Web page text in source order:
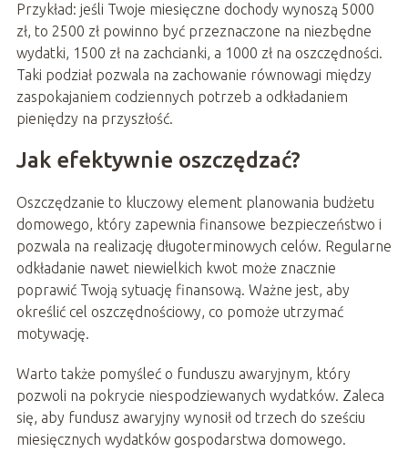
Przykład: jeśli Twoje miesięczne dochody wynoszą 5000
zł, to 2500 zł powinno być przeznaczone na niezbędne
wydatki, 1500 zł na zachcianki, a 1000 zł na oszczędności.
Taki podział pozwala na zachowanie równowagi między
zaspokajaniem codziennych potrzeb a odkładaniem
pieniędzy na przyszłość.
Jak efektywnie oszczędzać?
Oszczędzanie to kluczowy element planowania budżetu
domowego, który zapewnia finansowe bezpieczeństwo i
pozwala na realizację długoterminowych celów. Regularne
odkładanie nawet niewielkich kwot może znacznie
poprawić Twoją sytuację finansową. Ważne jest, aby
określić cel oszczędnościowy, co pomoże utrzymać
motywację.
Warto także pomyśleć o funduszu awaryjnym, który
pozwoli na pokrycie niespodziewanych wydatków. Zaleca
się, aby fundusz awaryjny wynosił od trzech do sześciu
miesięcznych wydatków gospodarstwa domowego.